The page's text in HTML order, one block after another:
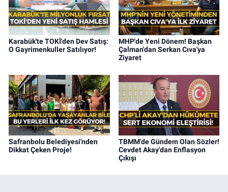
Karabük'te TOKİ'den Dev Satış:
O Gayrimenkuller Satılıyor!
MHP'de Yeni Dönem! Başkan
Çalman'dan Serkan Cıva'ya
Ziyaret
Safranbolu Belediyesi'nden
Dikkat Çeken Proje!
TBMM'de Gündem Olan Sözler!
Cevdet Akay'dan Enflasyon
Çıkışı